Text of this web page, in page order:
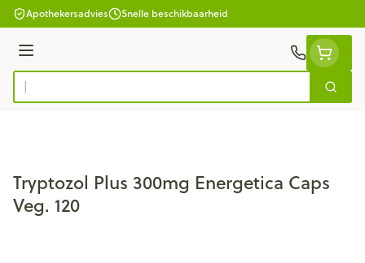
Ga naar de inhoud
Apothekersadvies Snelle beschikbaarheid
Menu
Product, merk, categorie... Zoek
Tryptozol Plus 300mg Energetica Caps
Veg. 120